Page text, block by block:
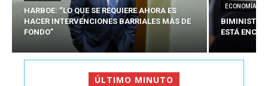
HARBOE: “LO QUE SE REQUIERE AHORA ES
HACER INTERVENCIONES BARRIALES MÁS DE
FONDO”
ECONOMÍA
BIMINISTRO
ESTÁ
ÚLTIMO MINUTO